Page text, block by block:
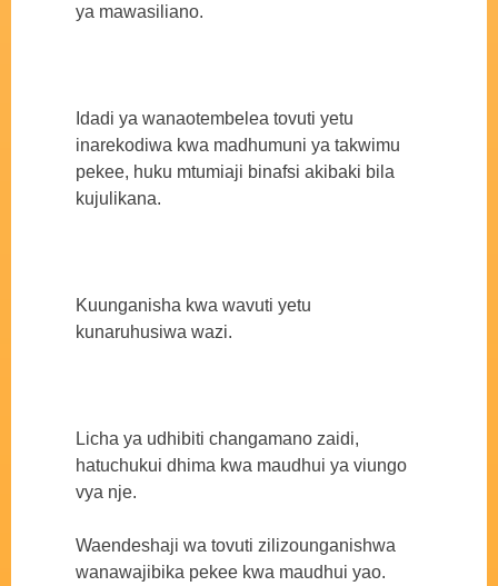
ya mawasiliano.
Idadi ya wanaotembelea tovuti yetu
inarekodiwa kwa madhumuni ya takwimu
pekee, huku mtumiaji binafsi akibaki bila
kujulikana.
Kuunganisha kwa wavuti yetu
kunaruhusiwa wazi.
Licha ya udhibiti changamano zaidi,
hatuchukui dhima kwa maudhui ya viungo
vya nje.
Waendeshaji wa tovuti zilizounganishwa
wanawajibika pekee kwa maudhui yao.